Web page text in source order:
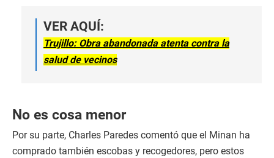
VER AQUÍ:
Trujillo: Obra abandonada atenta contra la
salud de vecinos
No es cosa menor
Por su parte, Charles Paredes comentó que el Minan ha
comprado también escobas y recogedores, pero estos